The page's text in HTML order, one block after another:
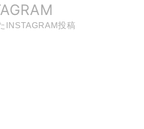
INSTAGRAM投稿